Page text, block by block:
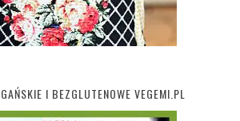
I BEZGLUTENOWE VEGEMI.PL